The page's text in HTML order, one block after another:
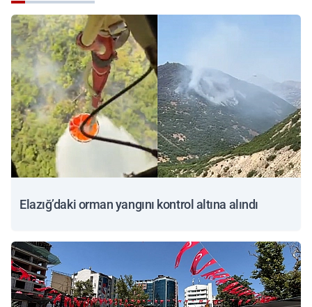
Elazığ’daki orman yangını kontrol altına alındı